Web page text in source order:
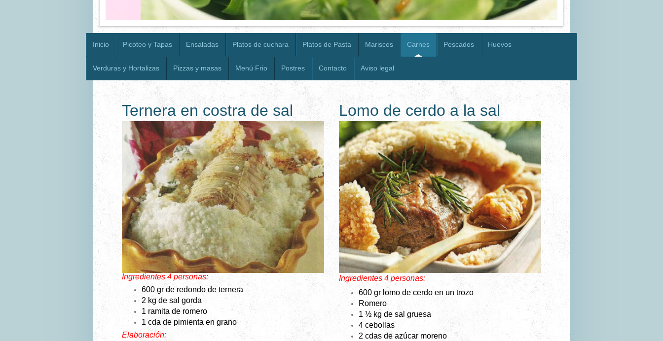
Inicio Picoteo y Tapas Ensaladas Platos de cuchara Platos de Pasta Mariscos Carnes Pescados Huevos
Verduras y Hortalizas Pizzas y masas Menú Frio Postres Contacto Aviso legal
Ternera en costra de sal
Ingredientes 4 personas:
600 gr de redondo de ternera
2 kg de sal gorda
1 ramita de romero
1 cda de pimienta en grano
Elaboración:
Lomo de cerdo a la sal
Ingredientes 4 personas:
600 gr lomo de cerdo en un trozo
Romero
1 ½ kg de sal gruesa
4 cebollas
2 cdas de azúcar moreno